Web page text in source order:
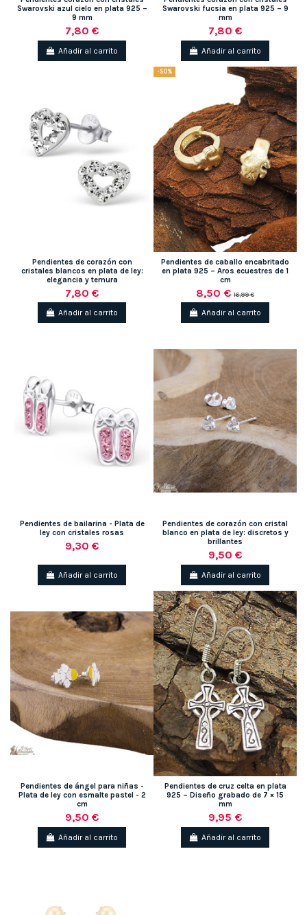
Swarovski azul cielo en plata 925 –
9 mm
7,80 €
Añadir al carrito
Swarovski fucsia en plata 925 – 9
mm
7,80 €
Añadir al carrito
Pendientes de corazón con
cristales blancos en plata de ley:
elegancia y ternura
7,80 €
Añadir al carrito
-50%
Pendientes de caballo encabritado
en plata 925 – Aros ecuestres de 1
cm
8,50 €16,99 €
Añadir al carrito
Pendientes de bailarina - Plata de
ley con cristales rosas
9,30 €
Añadir al carrito
Pendientes de corazón con cristal
blanco en plata de ley: discretos y
brillantes
9,50 €
Añadir al carrito
Pendientes de ángel para niñas -
Plata de ley con esmalte pastel - 2
cm
9,50 €
Añadir al carrito
Pendientes de cruz celta en plata
925 – Diseño grabado de 7 × 15
mm
9,95 €
Añadir al carrito